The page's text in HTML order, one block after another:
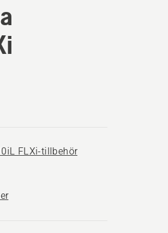
FLXi-tillbehör